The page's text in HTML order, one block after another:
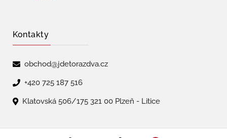
Kontakty
obchod@jdetorazdva.cz
+420 725 187 516
Klatovská 506/175 321 00 Plzeň - Litice